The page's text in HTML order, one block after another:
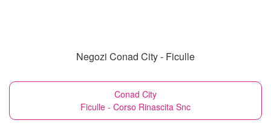
Negozi Conad City - Ficulle
Conad City
Ficulle - Corso Rinascita Snc